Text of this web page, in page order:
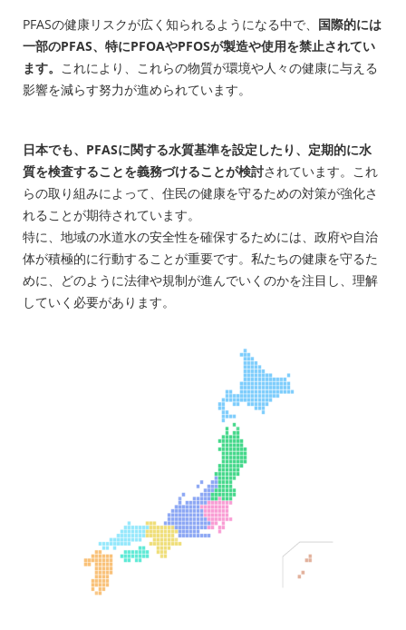
PFASの健康リスクが広く知られるようになる中で、 国際的には
一部のPFAS、特にPFOAやPFOSが製造や使用を禁止されてい
ます。 これにより、これらの物質が環境や人々の健康に与える
影響を減らす努力が進められています。
日本でも、PFASに関する水質基準を設定したり、定期的に水
質を検査することを義務づけることが検討されています。これ
らの取り組みによって、住民の健康を守るための対策が強化さ
れることが期待されています。
特に、地域の水道水の安全性を確保するためには、政府や自治
体が積極的に行動することが重要です。私たちの健康を守るた
めに、どのように法律や規制が進んでいくのかを注目し、理解
していく必要があります。